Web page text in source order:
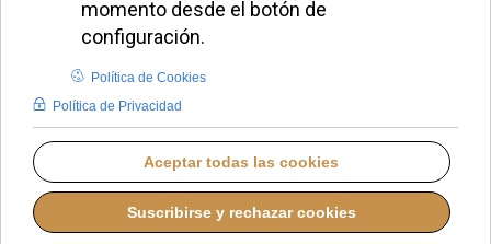
González de Zárate
ante León XIV
MIÉRCOLES, 13 MAYO 2026 08:20